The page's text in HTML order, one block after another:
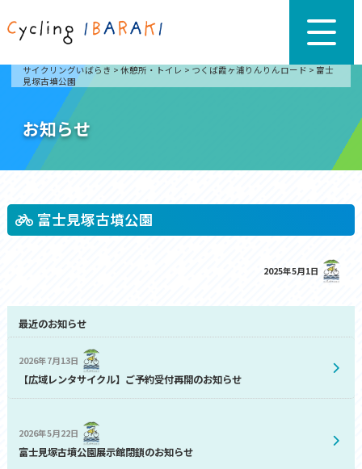
サイクリングいばらき > 休憩所・トイレ > つくば霞ヶ浦りんりんロード > 富士
見塚古墳公園
お知らせ
富士見塚古墳公園
2025年5月1日
最近のお知らせ
2026年7月13日
【広域レンタサイクル】ご予約受付再開のお知らせ
2026年5月22日
富士見塚古墳公園展示館閉鎖のお知らせ